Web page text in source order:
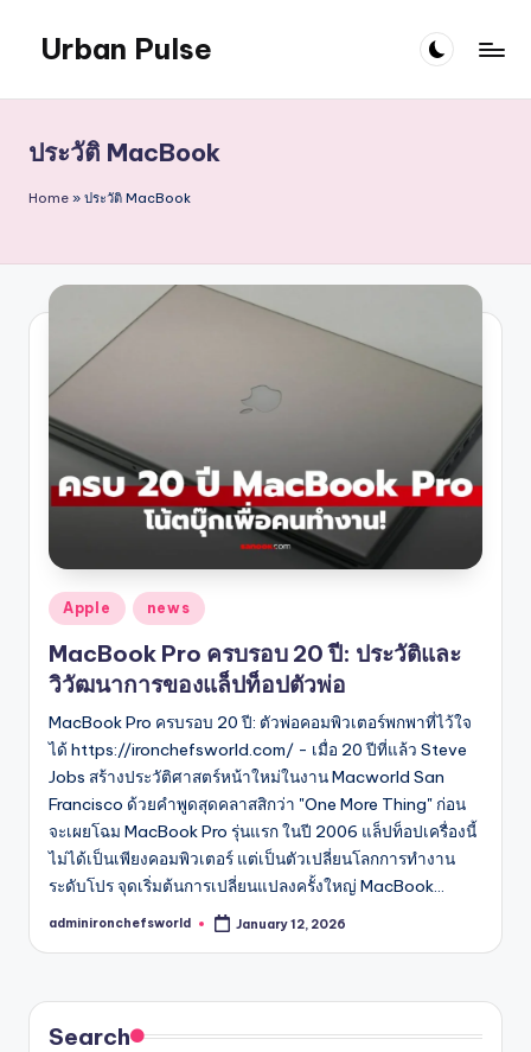
content
Urban Pulse
ประวัติ MacBook
Home » ประวัติ MacBook
Posted
in
Apple news
MacBook Pro ครบรอบ 20 ปี: ประวัติและ
วิวัฒนาการของแล็ปท็อปตัวพ่อ
MacBook Pro ครบรอบ 20 ปี: ตัวพ่อคอมพิวเตอร์พกพาที่ไว้ใจ
ได้ https://ironchefsworld.com/ - เมื่อ 20 ปีที่แล้ว Steve
Jobs สร้างประวัติศาสตร์หน้าใหม่ในงาน Macworld San
Francisco ด้วยคำพูดสุดคลาสสิกว่า "One More Thing" ก่อน
จะเผยโฉม MacBook Pro รุ่นแรก ในปี 2006 แล็ปท็อปเครื่องนี้
ไม่ได้เป็นเพียงคอมพิวเตอร์ แต่เป็นตัวเปลี่ยนโลกการทำงาน
ระดับโปร จุดเริ่มต้นการเปลี่ยนแปลงครั้งใหญ่ MacBook…
Posted
adminironchefsworld January 12, 2026
Search